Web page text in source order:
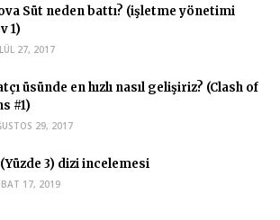
ama muhtemelen izlediğiniz için algıda
üzerini gizlemiş olmanız çok saçma ve
ar …
olabiliyorsam ne mutlu bana.
Süt neden battı? (işletme yönetimi
1)
27, 2017
üsünde en hızlı nasıl gelişiriz? (Clash of
#1)
29, 2017
3) dizi incelemesi
17, 2019